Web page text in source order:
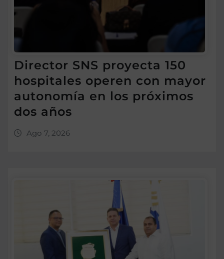
Director SNS proyecta 150
hospitales operen con mayor
autonomía en los próximos
dos años
Ago 7, 2026